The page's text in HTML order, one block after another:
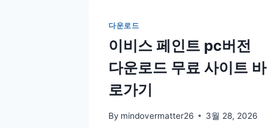
다운로드
이비스 페인트 pc버전
다운로드 무료 사이트 바
로가기
By mindovermatter26 3월 28, 2026